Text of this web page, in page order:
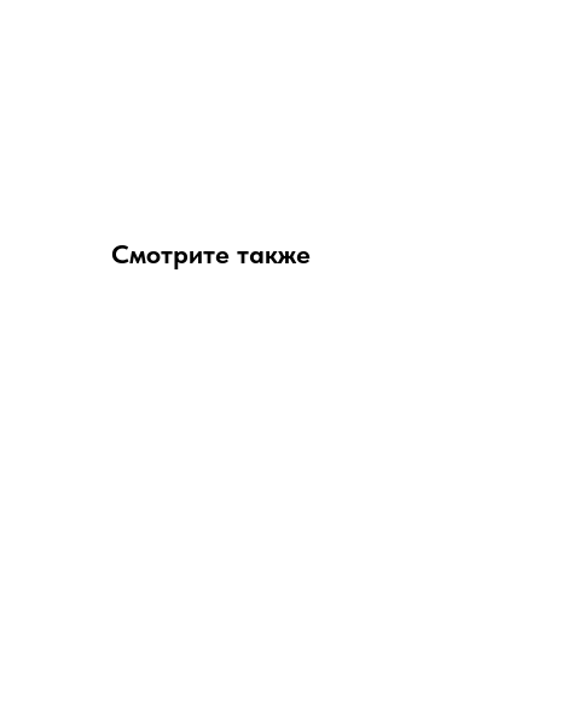
Смотрите также